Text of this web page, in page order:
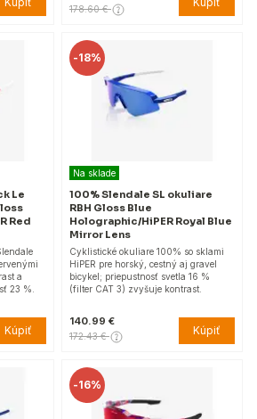
178.60 €
Le
Red
a
23 %.
Kúpiť
-18%
Na sklade
100% Slendale SL okuliare
RBH Gloss Blue
Holographic/HiPER Royal Blue
Mirror Lens
Cyklistické okuliare 100% so sklami
HiPER pre horský, cestný aj gravel
bicykel; priepustnosť svetla 16 %
(filter CAT 3) zvyšuje kontrast.
140.99 €
172.43 € Kúpiť
-16%